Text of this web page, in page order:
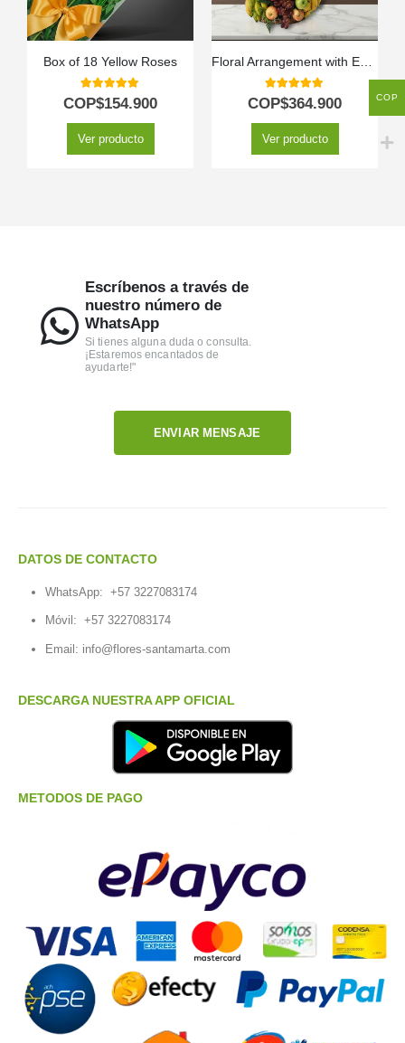
Box of 18 Yellow Roses
5.00out of 5
COP$154.900
Ver producto
Floral Arrangement with Eclipse Fruits
5.00out of 5
COP$364.900
Ver producto
Escríbenos a través de
nuestro número de
WhatsApp
Si tienes alguna duda o consulta.
¡Estaremos encantados de
ayudarte!"
ENVIAR MENSAJE
DATOS DE CONTACTO
WhatsApp: +57 3227083174
Móvil: +57 3227083174
Email: info@flores-santamarta.com
DESCARGA NUESTRA APP OFICIAL
METODOS DE PAGO
COP